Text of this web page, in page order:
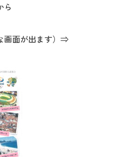
ら
画面が出ます）⇒